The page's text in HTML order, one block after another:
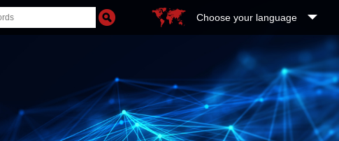
Choose your language